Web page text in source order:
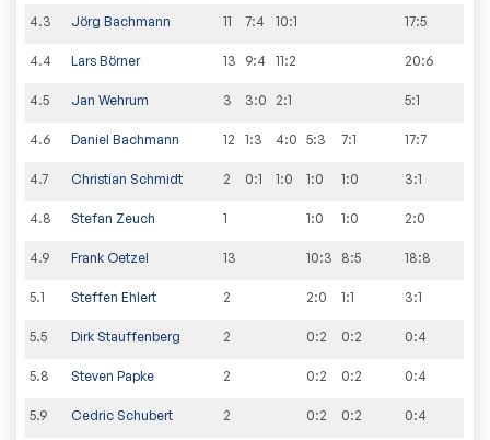
4.3 Jörg Bachmann 11 7:4 10:1 17:5
4.4 Lars Börner 13 9:4 11:2 20:6
4.5 Jan Wehrum 3 3:0 2:1 5:1
4.6 Daniel Bachmann 12 1:3 4:0 5:3 7:1 17:7
4.7 Christian Schmidt 2 0:1 1:0 1:0 1:0 3:1
4.8 Stefan Zeuch 1 1:0 1:0 2:0
4.9 Frank Oetzel 13 10:3 8:5 18:8
5.1 Steffen Ehlert 2 2:0 1:1 3:1
5.5 Dirk Stauffenberg 2 0:2 0:2 0:4
5.8 Steven Papke 2 0:2 0:2 0:4
5.9 Cedric Schubert 2 0:2 0:2 0:4